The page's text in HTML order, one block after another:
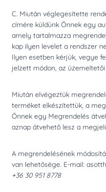
C. Miután véglegesítette
címére küldünk Önnek egy
amely tartalmazza
kap ilyen levelet a rendszer
Ilyen esetben kérjük, vegye
jelzett módon, az
Miután elvégeztük
terméket elkészítettük, a
Önnek egy Megrendelés
aznap átvehető lesz a
A megrendelésének
van lehetősége. E-mail:
+36 30 951 8778